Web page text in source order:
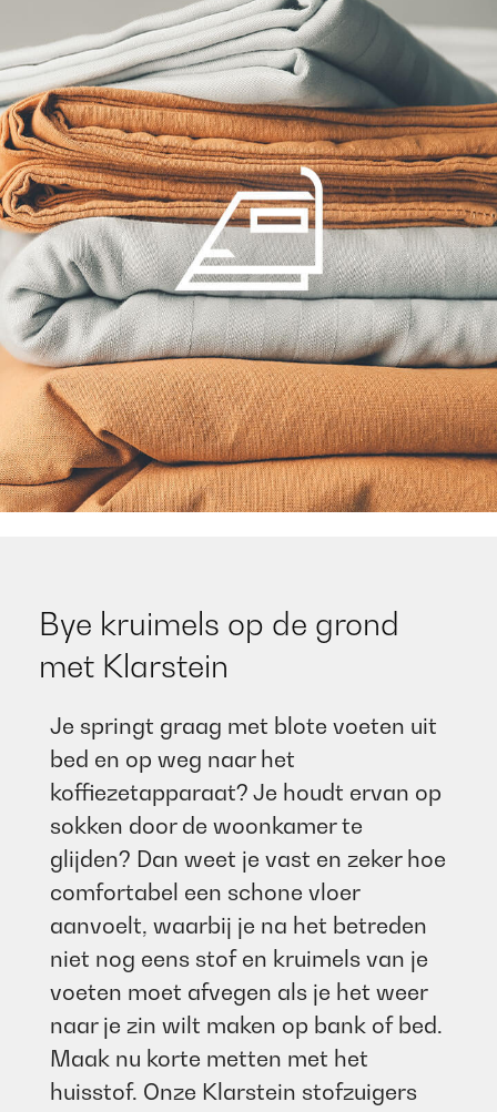
Bye kruimels op de grond
met Klarstein​
Je springt graag met blote voeten uit
bed en op weg naar het
koffiezetapparaat? Je houdt ervan op
sokken door de woonkamer te
glijden? Dan weet je vast en zeker hoe
comfortabel een schone vloer
aanvoelt, waarbij je na het betreden
niet nog eens stof en kruimels van je
voeten moet afvegen als je het weer
naar je zin wilt maken op bank of bed.
Maak nu korte metten met het
huisstof. Onze Klarstein stofzuigers